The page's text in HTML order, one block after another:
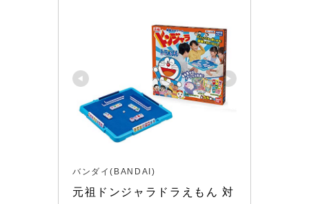
バンダイ(BANDAI)
元祖ドンジャラドラえもん 対